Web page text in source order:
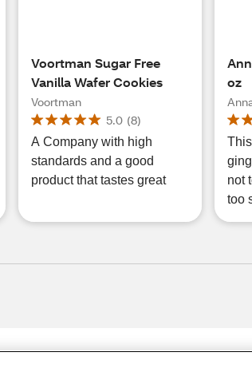
Voortman Sugar Free
Vanilla Wafer Cookies
Voortman
5.0 (8)
A Company with high
standards and a good
product that tastes great
oz
not
too